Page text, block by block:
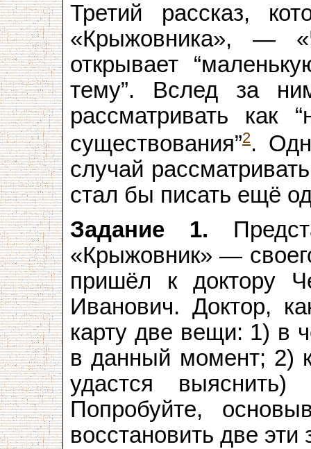
Третий рассказ,
«Крыжовника», —
открывает
тему”. Вслед за
рассматривать как
существования”2.
случай
стал бы писать ещё
Задание 1.
«Крыжовник» —
пришёл к доктору
Иванович. Доктор,
карту две вещи: 1) в
в данный момент; 2)
удастся
Попробуйте,
восстановить две эти